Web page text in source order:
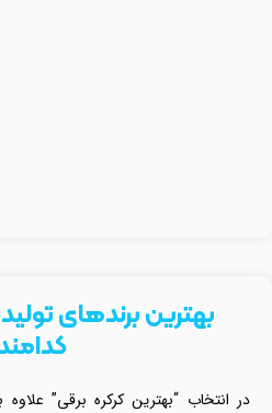
بهترین برندهای
در انتخاب “بهترین کرکره برقی”